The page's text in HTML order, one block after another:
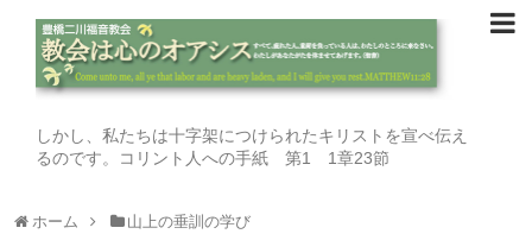
しかし、私たちは十字架につけられたキリストを宣べ伝え
るのです。コリント人への手紙 第1 1章23節
ホーム 山上の垂訓の学び